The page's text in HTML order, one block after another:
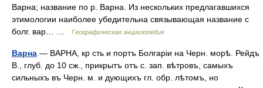
Варна; название по р. Варна. Из нескольких предлагавшихся
этимологии наиболее убедительна связывающая название с
болг. вар… …
Географическая энциклопедия
Варна — ВАРНА, кр сть и портъ Болгаріи на Черн. морѣ. Рейдъ
В., глуб. до 10 сж., прикрытъ отъ с. зап. вѣтровъ, самыхъ
сильныхъ въ Черн. м. и дующихъ гл. обр. лѣтомъ, но